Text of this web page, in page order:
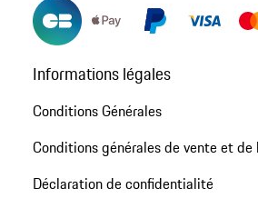
Informations légales
Conditions Générales
Conditions générales de vente et de
Déclaration de confidentialité